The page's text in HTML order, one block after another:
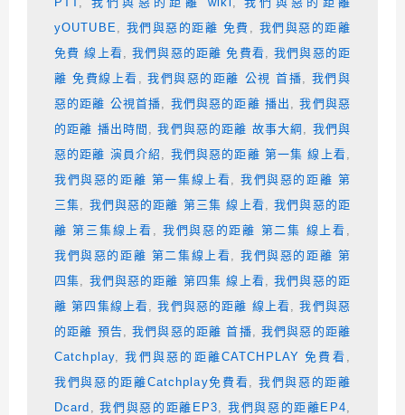
yOUTUBE
我們與惡的距離 免費
我們與惡的距離
免費 線上看 ,我們與惡的距離 免費看 ,我們與惡的距
離 免費線上看
,我們與惡的距離 公視 首播
我們與
惡的距離 公視首播
我們與惡的距離 播出 ,我們與惡
的距離 播出時間
,我們與惡的距離 故事大綱
我們與
惡的距離 演員介紹
我們與惡的距離 第一集 線上看
我們與惡的距離 第一集線上看 ,我們與惡的距離 第
三集
我們與惡的距離 第三集 線上看 ,我們與惡的距
離 第三集線上看
我們與惡的距離 第二集 線上看
我們與惡的距離 第二集線上看 ,我們與惡的距離 第
四集
我們與惡的距離 第四集 線上看 ,我們與惡的距
離 第四集線上看 ,我們與惡的距離 線上看 ,我們與惡
的距離 預告 ,我們與惡的距離 首播
我們與惡的距離
Catchplay ,我們與惡的距離CATCHPLAY 免費看
我們與惡的距離Catchplay免費看
我們與惡的距離
Dcard
,我們與惡的距離EP3 我們與惡的距離EP4